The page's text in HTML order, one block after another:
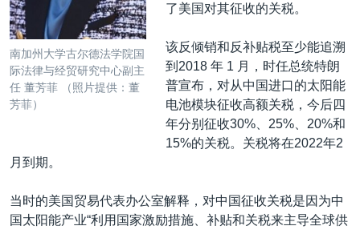
南加州大学古尔德法学院国
际法律与经贸研究中心副主
任 董芳菲 （照片提供：董
芳菲）
了美国对其征收的关税。
该反倾销和反补贴税至少能追溯
到2018 年 1 月，时任总统特朗
普宣布，对从中国进口的太阳能
电池模块征收高额关税，今后四
年分别征收30%、25%、20%和
15%的关税。关税将在2022年2
月到期。
当时的美国贸易代表办公室解释，对中国征收关税是因为中
国太阳能产业“利用国家激励措施、补贴和关税来主导全球供